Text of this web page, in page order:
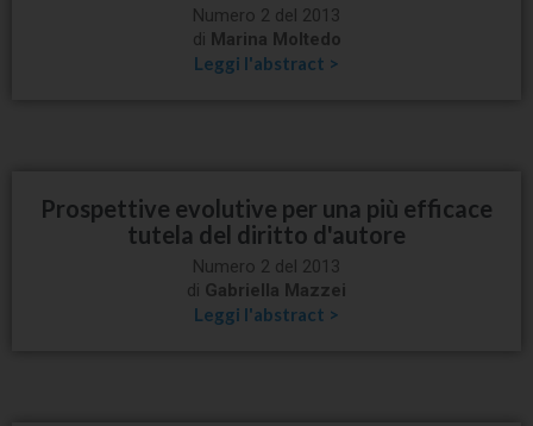
Numero 2 del 2013
di Marina Moltedo
Leggi l'abstract >
Prospettive evolutive per una più efficace
tutela del diritto d'autore
Numero 2 del 2013
di Gabriella Mazzei
Leggi l'abstract >